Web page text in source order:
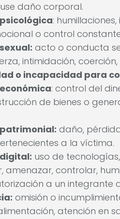
daño corporal.
:
o control
acto o conducta
intimidación,
o incapacidad para
: control del
de bienes o
daño,
a la víctima.
uso de
amenazar, controlar,
a un integrante
omisión o
atención en